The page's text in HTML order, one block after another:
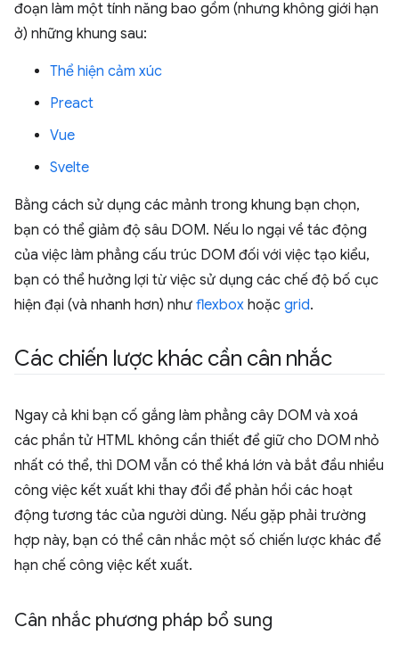
đoạn làm một tính năng bao gồm (nhưng không giới hạn
ở) những khung sau:
Thể hiện cảm xúc
Preact
Vue
Svelte
Bằng cách sử dụng các mảnh trong khung bạn chọn,
bạn có thể giảm độ sâu DOM. Nếu lo ngại về tác động
của việc làm phẳng cấu trúc DOM đối với việc tạo kiểu,
bạn có thể hưởng lợi từ việc sử dụng các chế độ bố cục
hiện đại (và nhanh hơn) như flexbox hoặc grid.
Các chiến lược khác cần cân nhắc
Ngay cả khi bạn cố gắng làm phẳng cây DOM và xoá
các phần tử HTML không cần thiết để giữ cho DOM nhỏ
nhất có thể, thì DOM vẫn có thể khá lớn và bắt đầu nhiều
công việc kết xuất khi thay đổi để phản hồi các hoạt
động tương tác của người dùng. Nếu gặp phải trường
hợp này, bạn có thể cân nhắc một số chiến lược khác để
hạn chế công việc kết xuất.
Cân nhắc phương pháp bổ sung